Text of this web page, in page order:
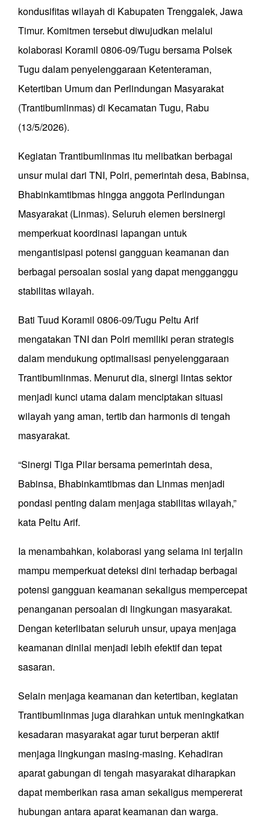
kondusifitas wilayah di Kabupaten Trenggalek, Jawa
Timur. Komitmen tersebut diwujudkan melalui
kolaborasi Koramil 0806-09/Tugu bersama Polsek
Tugu dalam penyelenggaraan Ketenteraman,
Ketertiban Umum dan Perlindungan Masyarakat
(Trantibumlinmas) di Kecamatan Tugu, Rabu
(13/5/2026).
Kegiatan Trantibumlinmas itu melibatkan berbagai
unsur mulai dari TNI, Polri, pemerintah desa, Babinsa,
Bhabinkamtibmas hingga anggota Perlindungan
Masyarakat (Linmas). Seluruh elemen bersinergi
memperkuat koordinasi lapangan untuk
mengantisipasi potensi gangguan keamanan dan
berbagai persoalan sosial yang dapat mengganggu
stabilitas wilayah.
Bati Tuud Koramil 0806-09/Tugu Peltu Arif
mengatakan TNI dan Polri memiliki peran strategis
dalam mendukung optimalisasi penyelenggaraan
Trantibumlinmas. Menurut dia, sinergi lintas sektor
menjadi kunci utama dalam menciptakan situasi
wilayah yang aman, tertib dan harmonis di tengah
masyarakat.
“Sinergi Tiga Pilar bersama pemerintah desa,
Babinsa, Bhabinkamtibmas dan Linmas menjadi
pondasi penting dalam menjaga stabilitas wilayah,”
kata Peltu Arif.
Ia menambahkan, kolaborasi yang selama ini terjalin
mampu memperkuat deteksi dini terhadap berbagai
potensi gangguan keamanan sekaligus mempercepat
penanganan persoalan di lingkungan masyarakat.
Dengan keterlibatan seluruh unsur, upaya menjaga
keamanan dinilai menjadi lebih efektif dan tepat
sasaran.
Selain menjaga keamanan dan ketertiban, kegiatan
Trantibumlinmas juga diarahkan untuk meningkatkan
kesadaran masyarakat agar turut berperan aktif
menjaga lingkungan masing-masing. Kehadiran
aparat gabungan di tengah masyarakat diharapkan
dapat memberikan rasa aman sekaligus mempererat
hubungan antara aparat keamanan dan warga.